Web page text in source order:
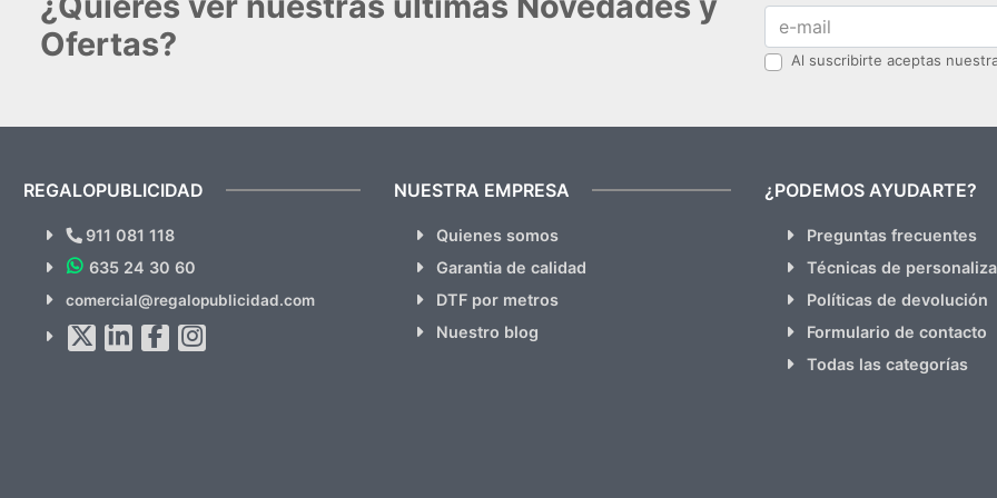
Totalmente recomendables.
Ofertas?
Al suscribirte aceptas
REGALOPUBLICIDAD
911 081 118
635 24 30 60
comercial@regalopublicidad.com
NUESTRA EMPRESA
Quienes somos
Garantia de calidad
DTF por metros
Nuestro blog
¿PODEMOS AYUDARTE?
Preguntas frecuentes
Técnicas de
Políticas de devolución
Formulario de contacto
Todas las categorías